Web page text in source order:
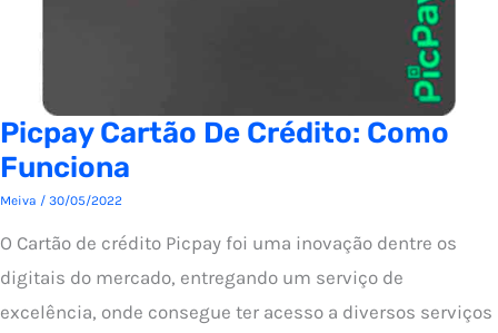
Picpay Cartão De Crédito: Como
Funciona
Meiva / 30/05/2022
O Cartão de crédito Picpay foi uma inovação dentre os
digitais do mercado, entregando um serviço de
excelência, onde consegue ter acesso a diversos serviços